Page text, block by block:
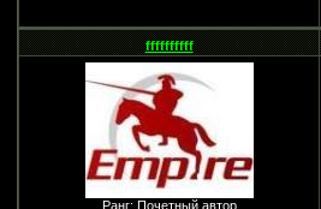
ffffffffff
Ранг: Почетный автор